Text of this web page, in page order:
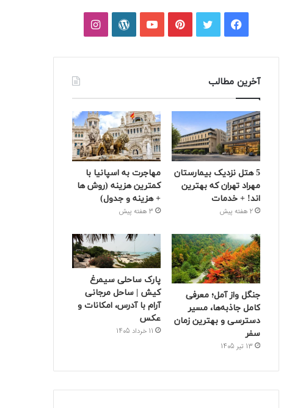
فیسبوکتوییترپینتریستیوتیوبوردپرساینستاگرام
آخرین مطالب
5 هتل نزدیک بیمارستان
مهراد تهران که بهترین‌
اند! + خدمات
2 هفته پیش
مهاجرت به اسپانیا با
کمترین هزینه (روش ها
+ هزینه و جدول)
3 هفته پیش
جنگل واز آمل؛ معرفی
کامل جاذبه‌ها، مسیر
دسترسی و بهترین زمان
سفر
13 تیر 1405
پارک ساحلی سیمرغ
کیش | ساحل مرجانی
آرام با آدرس، امکانات و
عکس
11 خرداد 1405